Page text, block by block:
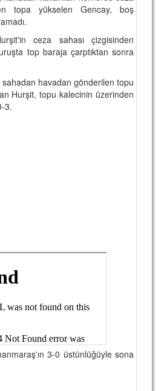
topa yükselen Gencay, boş
ceza sahası çizgisinden
top baraja çarptıktan sonra
sahadan havadan gönderilen topu
Hurşit, topu kalecinin üzerinden
3.
3-0 üstünlüğüyle sona